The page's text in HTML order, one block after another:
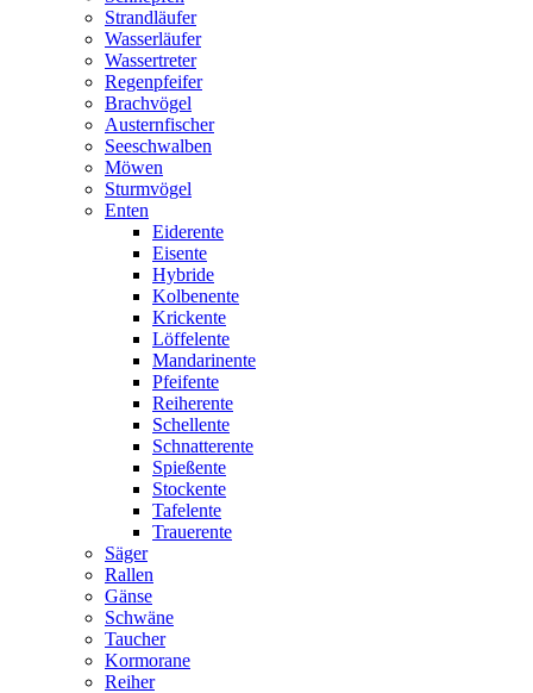
Strandläufer
Wasserläufer
Wassertreter
Regenpfeifer
Brachvögel
Austernfischer
Seeschwalben
Möwen
Sturmvögel
Enten
Eiderente
Eisente
Hybride
Kolbenente
Krickente
Löffelente
Mandarinente
Pfeifente
Reiherente
Schellente
Schnatterente
Spießente
Stockente
Tafelente
Trauerente
Säger
Rallen
Gänse
Schwäne
Taucher
Kormorane
Reiher